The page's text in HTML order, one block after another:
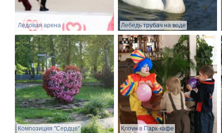
Ледовая арена Лебедь трубач на воде
Композиция "Сердце" Клоун в Парк-кафе